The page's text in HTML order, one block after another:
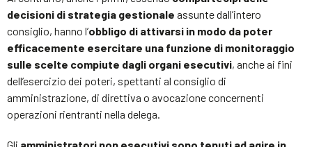
decisioni di strategia gestionale assunte dall’intero
consiglio, hanno l’obbligo di attivarsi in modo da poter
efficacemente esercitare una funzione di monitoraggio
sulle scelte compiute dagli organi esecutivi, anche ai fini
dell’esercizio dei poteri, spettanti al consiglio di
amministrazione, di direttiva o avocazione concernenti
operazioni rientranti nella delega.